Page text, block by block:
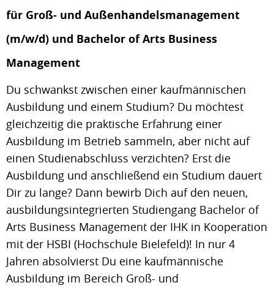
für Groß- und Außenhandelsmanagement
(m/w/d) und Bachelor of Arts Business
Management
Du schwankst zwischen einer kaufmännischen
Ausbildung und einem Studium? Du möchtest
gleichzeitig die praktische Erfahrung einer
Ausbildung im Betrieb sammeln, aber nicht auf
einen Studienabschluss verzichten? Erst die
Ausbildung und anschließend ein Studium dauert
Dir zu lange? Dann bewirb Dich auf den neuen,
ausbildungsintegrierten Studiengang Bachelor of
Arts Business Management der IHK in Kooperation
mit der HSBI (Hochschule Bielefeld)! In nur 4
Jahren absolvierst Du eine kaufmännische
Ausbildung im Bereich Groß- und